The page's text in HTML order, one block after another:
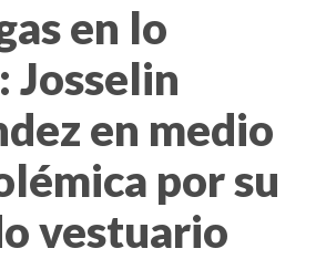
en lo
Josselin
en medio
por su
vestuario